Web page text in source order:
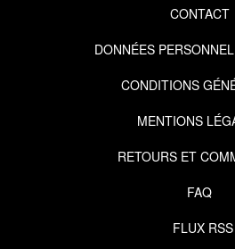
CONTACT
DONNÉES
CONDITIONS
MENTIONS
RETOURS ET
FAQ
FLUX RSS